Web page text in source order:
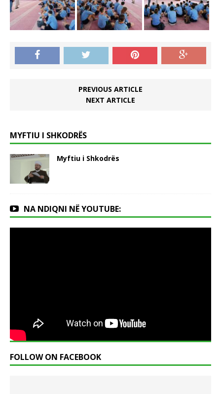
PREVIOUS ARTICLE
NEXT ARTICLE
MYFTIU I SHKODRËS
Myftiu i Shkodrës
NA NDIQNI NË YOUTUBE:
FOLLOW ON FACEBOOK